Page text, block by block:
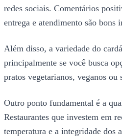
redes sociais. Comentários
entrega e atendimento são bons
Além disso, a variedade do
principalmente se você busca
pratos vegetarianos, veganos ou
Outro ponto fundamental é a
Restaurantes que investem em
temperatura e a integridade dos